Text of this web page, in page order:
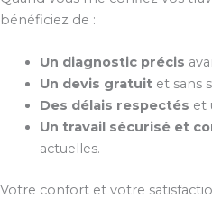
bénéficiez de :
Un diagnostic précis
Un devis gratuitet sans
Des délais respectés et
Un travail sécurisé et
actuelles.
Votre confort et votre